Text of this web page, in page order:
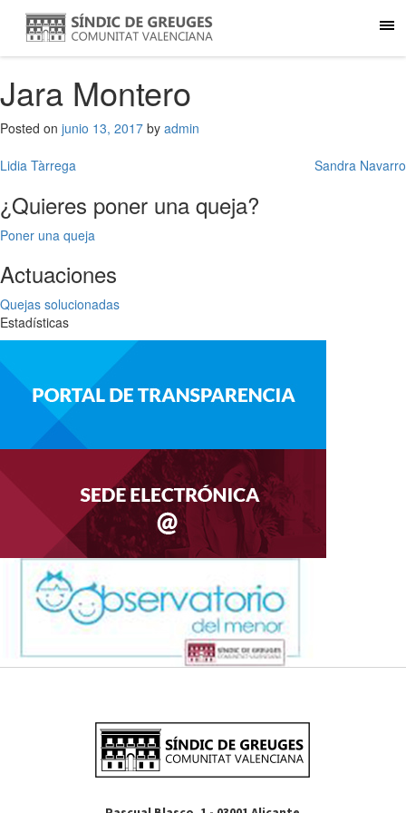
Jara Montero
Posted on junio 13, 2017 by admin
Navegación
de
entradas
Lidia Tàrrega Sandra Navarro
¿Quieres poner una queja?
Poner una queja
Actuaciones
Quejas solucionadas
Estadísticas